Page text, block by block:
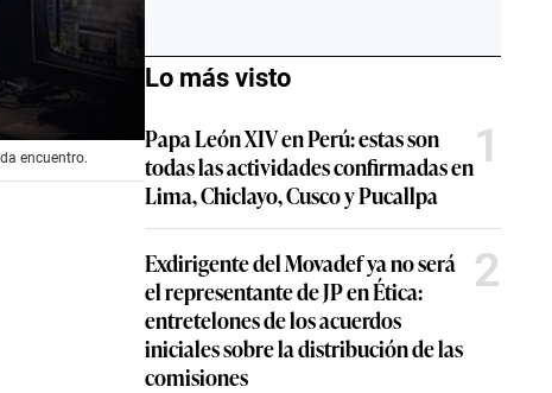
encuentro.
Lo más visto
Papa León XIV en Perú: estas son
todas las actividades confirmadas en
Lima, Chiclayo, Cusco y Pucallpa
1
Exdirigente del Movadef ya no será
el representante de JP en Ética:
entretelones de los acuerdos
iniciales sobre la distribución de las
comisiones
2